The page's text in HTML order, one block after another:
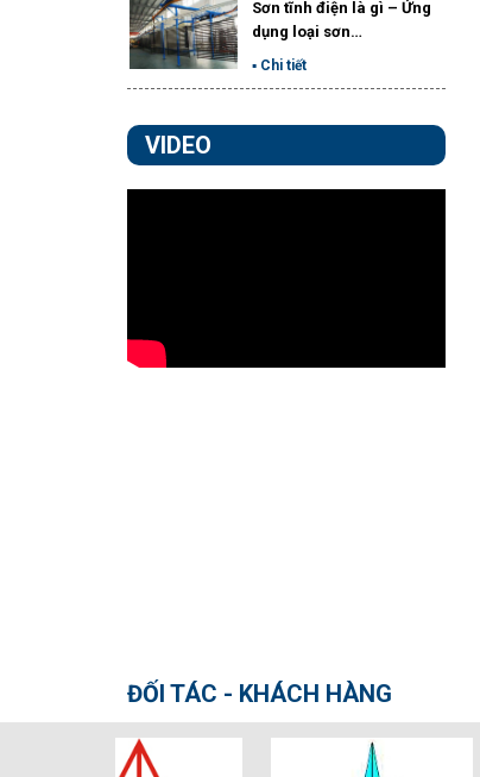
Sơn tĩnh điện là gì – Ứng
dụng loại sơn…
▪ Chi tiết
VIDEO
ĐỐI TÁC - KHÁCH HÀNG